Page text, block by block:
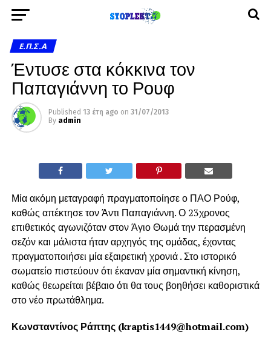
Ε.Π.Σ.Α
Έντυσε στα κόκκινα τον
Παπαγιάννη το Ρουφ
Published 13 έτη ago on 31/07/2013
By admin
Μία ακόμη μεταγραφή πραγματοποίησε ο ΠΑΟ Ρούφ,
καθώς απέκτησε τον Άντι Παπαγιάννη. Ο 23χρονος
επιθετικός αγωνιζόταν στον Άγιο Θωμά την περασμένη
σεζόν και μάλιστα ήταν αρχηγός της ομάδας, έχοντας
πραγματοποιήσει μία εξαιρετική χρονιά . Στο ιστορικό
σωματείο πιστεύουν ότι έκαναν μία σημαντική κίνηση,
καθώς θεωρείται βέβαιο ότι θα τους βοηθήσει καθοριστικά
στο νέο πρωτάθλημα.
Κωνσταντίνος Ράπτης (kraptis1449@hotmail.com)